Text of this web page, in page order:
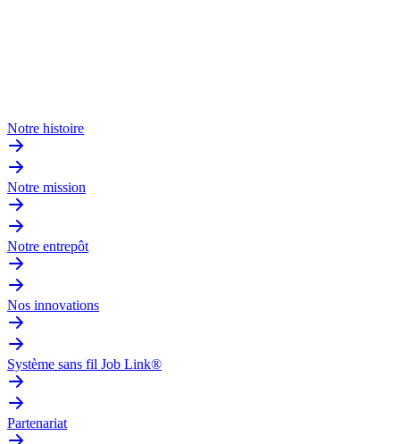
Notre histoire
Notre mission
Notre entrepôt
Nos innovations
Système sans fil Job Link®
Partenariat